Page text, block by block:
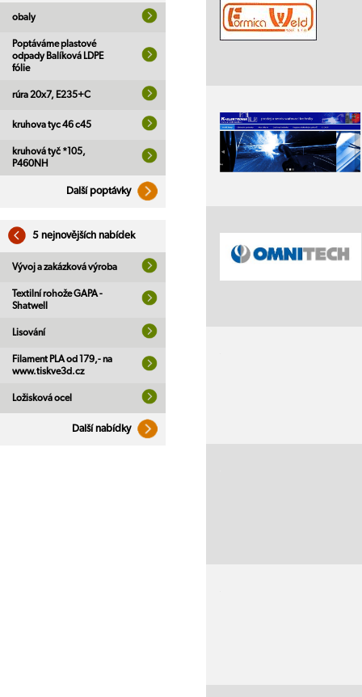
obaly
Poptáváme plastové
odpady Balíková LDPE
fólie
rúra 20x7, E235+C
kruhova tyc 46 c45
kruhová tyč *105,
P460NH
Další poptávky
5 nejnovějších nabídek
Vývoj a zakázková výroba
Textilní rohože GAPA -
Shatwell
Lisování
Filament PLA od 179,- na
www.tiskve3d.cz
Ložisková ocel
Další nabídky